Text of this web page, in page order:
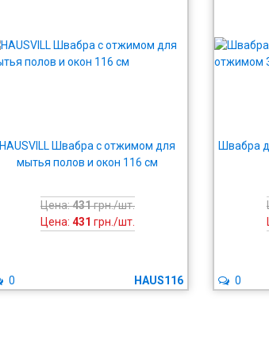
HAUSVILL Швабра с отжимом для
мытья полов и окон 116 см
Цена:431грн./шт.
Цена: 431 грн./шт.
HAUS116
0
Швабра
0